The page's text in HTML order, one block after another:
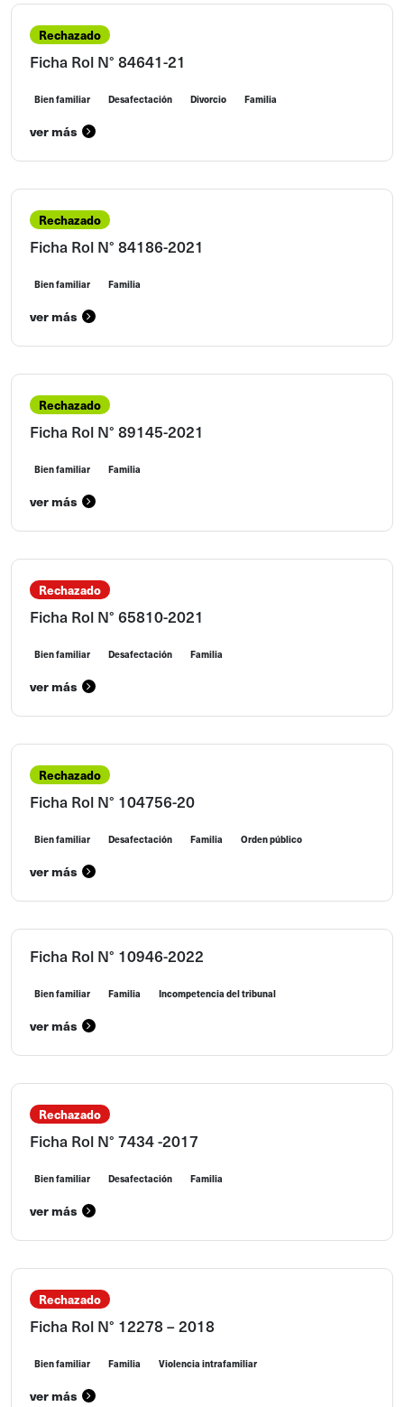
Rechazado
Ficha Rol N° 84641-21
Bien familiar Desafectación Divorcio Familia
ver más
Rechazado
Ficha Rol N° 84186-2021
Bien familiar Familia
ver más
Rechazado
Ficha Rol N° 89145-2021
Bien familiar Familia
ver más
Rechazado
Ficha Rol N° 65810-2021
Bien familiar Desafectación Familia
ver más
Rechazado
Ficha Rol N° 104756-20
Bien familiar Desafectación Familia Orden público
ver más
Ficha Rol N° 10946-2022
Bien familiar Familia Incompetencia del tribunal
ver más
Rechazado
Ficha Rol N° 7434 -2017
Bien familiar Desafectación Familia
ver más
Rechazado
Ficha Rol N° 12278 – 2018
Bien familiar Familia Violencia intrafamiliar
ver más